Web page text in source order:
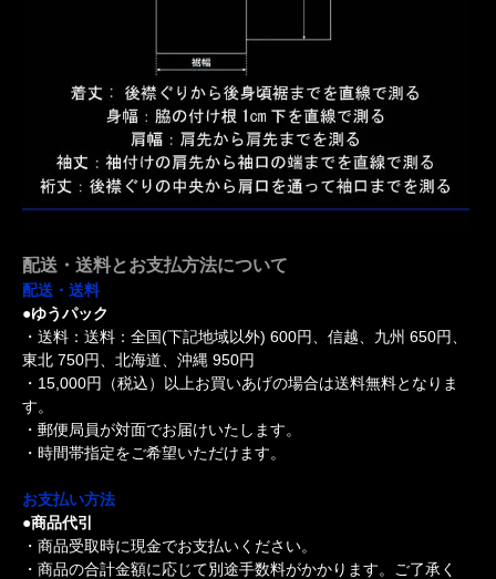
配送・送料とお支払方法について
配送・送料
●ゆうパック
・送料：送料：全国(下記地域以外) 600円、信越、九州 650円、
東北 750円、北海道、沖縄 950円
・15,000円（税込）以上お買いあげの場合は送料無料となりま
す。
・郵便局員が対面でお届けいたします。
・時間帯指定をご希望いただけます。
お支払い方法
●商品代引
・商品受取時に現金でお支払いください。
・商品の合計金額に応じて別途手数料がかかります。ご了承く